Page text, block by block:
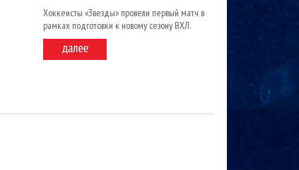
Хоккеисты «Звезды» провели первый матч в
рамках подготовки к новому сезону ВХЛ.